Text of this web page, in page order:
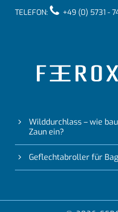
TELEFON: +49 (0) 5731 -
Wilddurchlass – wie
Zaun ein?
Geflechtabroller für